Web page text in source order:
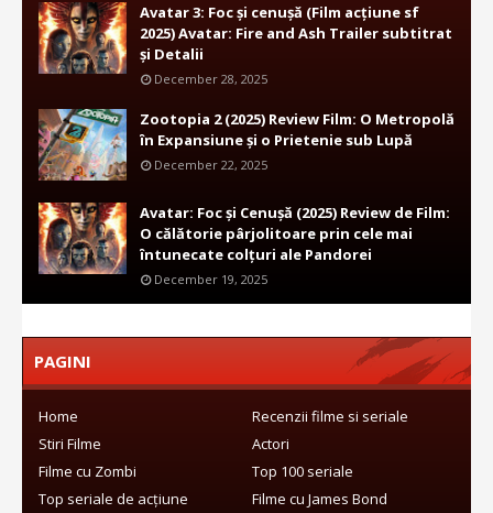
Avatar 3: Foc și cenușă (Film acțiune sf
2025) Avatar: Fire and Ash Trailer subtitrat
și Detalii
December 28, 2025
Zootopia 2 (2025) Review Film: O Metropolă
în Expansiune și o Prietenie sub Lupă
December 22, 2025
Avatar: Foc și Cenușă (2025) Review de Film:
O călătorie pârjolitoare prin cele mai
întunecate colțuri ale Pandorei
December 19, 2025
PAGINI
Home
Recenzii filme si seriale
Stiri Filme
Actori
Filme cu Zombi
Top 100 seriale
Top seriale de acțiune
Filme cu James Bond